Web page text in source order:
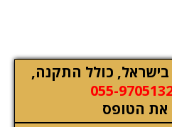
כולל התקנה,
055-
את הטופס